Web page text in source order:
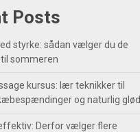
Posts
styrke: sådan vælger du de
sommeren
kursus: lær teknikker til
og naturlig glød
Derfor vælger flere